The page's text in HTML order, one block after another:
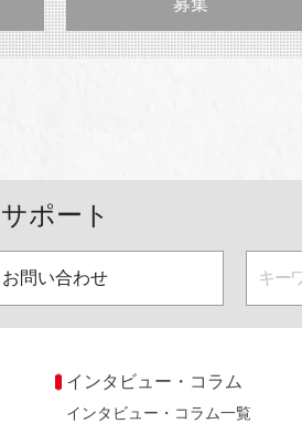
募集
サポート
お問い合わせ
インタビュー・コラム
インタビュー・コラム一覧